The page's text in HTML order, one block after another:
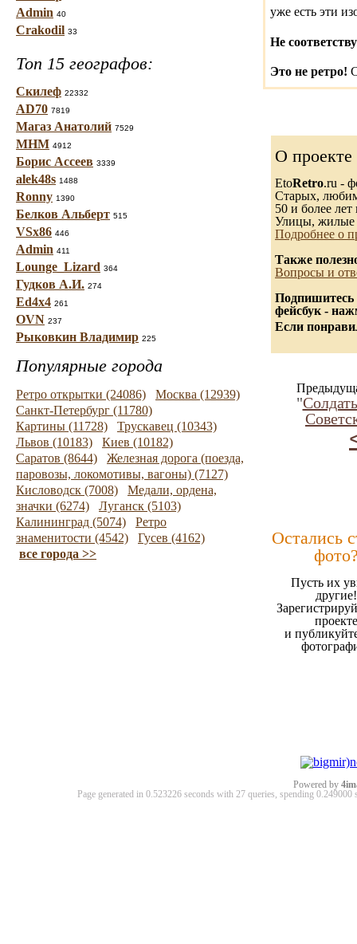
Admin 40
Crakodil 33
Топ 15 географов:
Скилеф 22332
AD70 7819
Магаз Анатолий 7529
МНМ 4912
Борис Ассеев 3339
alek48s 1488
Ronny 1390
Белков Альберт 515
VSx86 446
Admin 411
Lounge_Lizard 364
Гудков А.И. 274
Ed4x4 261
OVN 237
Рыковкин Владимир 225
Популярные города
Ретро открытки (24086)
Москва (12939)
Санкт-Петербург (11780)
Картины (11728)
Трускавец (10343)
Львов (10183)
Киев (10182)
Саратов (8644)
Железная дорога (поезда,
паровозы, локомотивы, вагоны) (7127)
Кисловодск (7008)
Медали, ордена,
значки (6274)
Луганск (5103)
Калининград (5074)
Ретро
знаменитости (4542)
Гусев (4162)
все города >>
уже есть эти
Не
Это не ретро!
О проекте
EtoRetro.ru -
Старых,
50 и более лет
Улицы, жилые
Подробнее о
Также
Вопросы и
Подпишитесь
фейсбук -
Если
"
Остались
Пусть их
другие!
проекте
и
Powered by
Page generated in 0.523226 seconds with 27 queries, spending